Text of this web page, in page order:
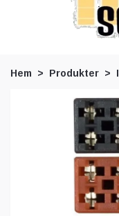
Hem Produkter